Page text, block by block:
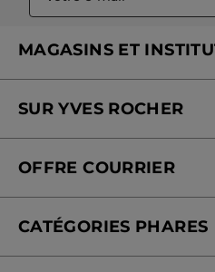
MAGASINS ET
Soins en institut
SUR YVES ROCHER
Nos engagements
Blog Act Beautiful
OFFRE COURRIER
CATÉGORIES PHARES